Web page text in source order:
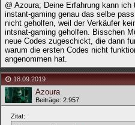
@ Azoura; Deine Erfahrung kann
instant-gaming genau das selbe
nicht geholfen, weil der Verkäufer
intsnat-gaming geholfen. Bisschen
neue Codes zugeschickt, die dann
warum die ersten Codes nicht
angenommen hat.
18.09.2019
Azoura
Beiträge: 2.957
Zitat: